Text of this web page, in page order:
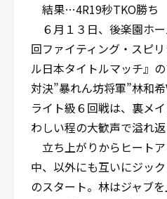
結果…4R19秒TKO勝ち
６月１３日、後楽園ホ
回ファイティング・スピ
ル日本タイトルマッチ』
対決”暴れん坊将軍”林和
ライト級６回戦は、裏メ
わしい程の大歓声で溢れ返
立ち上がりからヒート
中、以外にも互いにジッ
のスタート。林はジャブ